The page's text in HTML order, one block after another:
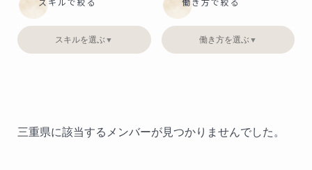
スキルを選ぶ ▼ 働き方を選ぶ ▼
三重県に該当するメンバーが見つかりませんでした。